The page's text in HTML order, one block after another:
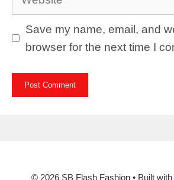
Save my name, email, and
browser for the next time I
© 2026 SB Flash Fashion • Built with